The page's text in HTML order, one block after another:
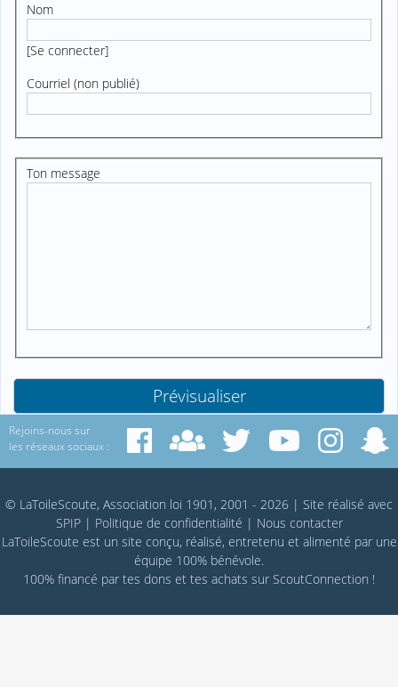
Nom
[Se connecter]
Courriel (non publié)
Ton message
Rejoins-nous sur
les réseaux sociaux :
© LaToileScoute, Association loi 1901, 2001 - 2026 | Site réalisé avec
SPIP| Politique de confidentialité | Nous contacter
LaToileScoute est un site conçu, réalisé, entretenu et alimenté par une
équipe 100% bénévole.
100% financé par tes dons et tes achats sur ScoutConnection !